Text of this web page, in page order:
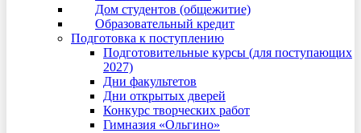
Дом студентов (общежитие)
Образовательный кредит
Подготовка к поступлению
Подготовительные курсы (для поступающих
2027)
Дни факультетов
Дни открытых дверей
Конкурс творческих работ
Гимназия «Ольгино»